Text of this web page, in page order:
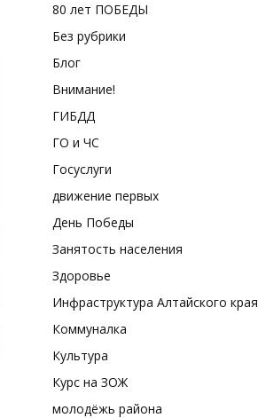
80 лет ПОБЕДЫ
Без рубрики
Блог
Внимание!
ГИБДД
ГО и ЧС
Госуслуги
движение первых
День Победы
Занятость населения
Здоровье
Инфраструктура Алтайского края
Коммуналка
Культура
Курс на ЗОЖ
молодёжь района